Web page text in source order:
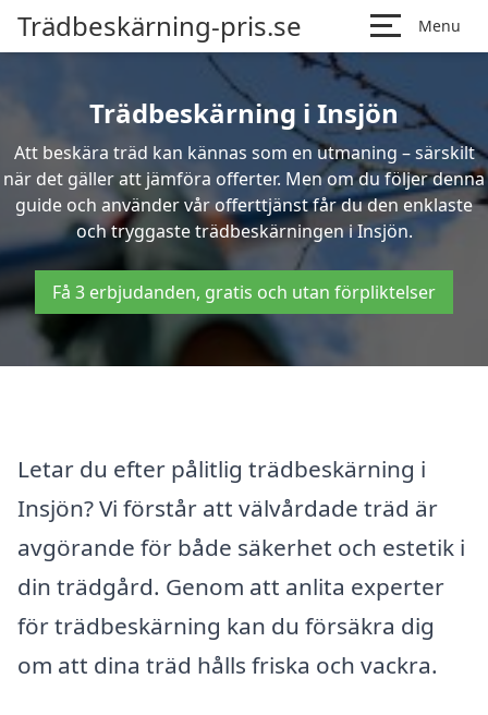
Trädbeskärning-pris.se Menu
Trädbeskärning i Insjön
Att beskära träd kan kännas som en utmaning – särskilt
när det gäller att jämföra offerter. Men om du följer denna
guide och använder vår offerttjänst får du den enklaste
och tryggaste trädbeskärningen i Insjön.
Få 3 erbjudanden, gratis och utan förpliktelser
Letar du efter pålitlig trädbeskärning i
Insjön? Vi förstår att välvårdade träd är
avgörande för både säkerhet och estetik i
din trädgård. Genom att anlita experter
för trädbeskärning kan du försäkra dig
om att dina träd hålls friska och vackra.